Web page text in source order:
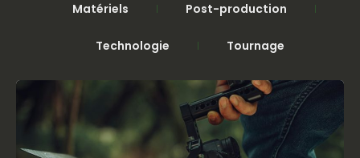
Matériels Post-production
Technologie Tournage